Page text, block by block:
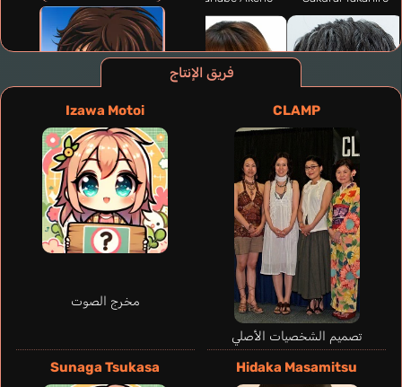
فريق الإنتاج
CLAMP
تصميم الشخصيات الأصلي
Izawa Motoi
مخرج الصوت
Hidaka Masamitsu
Sunaga Tsukasa
Aranda Rubén
Lamperouge